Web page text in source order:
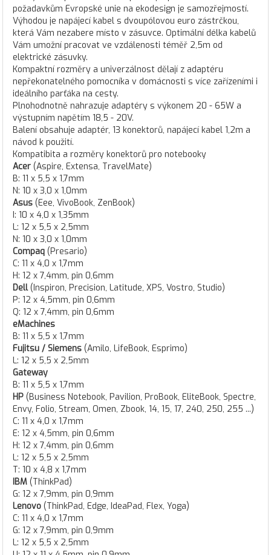
požadavkům Evropské unie na ekodesign je samozřejmostí.
Výhodou je napájecí kabel s dvoupólovou euro zástrčkou,
která Vám nezabere místo v zásuvce. Optimální délka kabelů
Vám umožní pracovat ve vzdálenosti téměř 2,5m od
elektrické zásuvky.
Kompaktní rozměry a univerzálnost dělají z adaptéru
nepřekonatelného pomocníka v domácnosti s více zařízeními i
ideálního parťáka na cesty.
Plnohodnotně nahrazuje adaptéry s výkonem 20 - 65W a
výstupním napětím 18,5 - 20V.
Balení obsahuje adaptér, 13 konektorů, napájecí kabel 1,2m a
návod k použití.
Kompatibita a rozměry konektorů pro notebooky
Acer (Aspire, Extensa, TravelMate)
B: 11 x 5,5 x 1,7mm
N: 10 x 3,0 x 1,0mm
Asus (Eee, VivoBook, ZenBook)
I: 10 x 4,0 x 1,35mm
L: 12 x 5,5 x 2,5mm
N: 10 x 3,0 x 1,0mm
Compaq (Presario)
C: 11 x 4,0 x 1,7mm
H: 12 x 7,4mm, pin 0,6mm
Dell(Inspiron, Precision, Latitude, XPS, Vostro, Studio)
P: 12 x 4,5mm, pin 0,6mm
Q: 12 x 7,4mm, pin 0,6mm
eMachines
B: 11 x 5,5 x 1,7mm
Fujitsu / Siemens (Amilo, LifeBook, Esprimo)
L: 12 x 5,5 x 2,5mm
Gateway
B: 11 x 5,5 x 1,7mm
HP (Business Notebook, Pavilion, ProBook, EliteBook, Spectre,
Envy, Folio, Stream, Omen, Zbook, 14, 15, 17, 240, 250, 255 ...)
C: 11 x 4,0 x 1,7mm
E: 12 x 4,5mm, pin 0,6mm
H: 12 x 7,4mm, pin 0,6mm
L: 12 x 5,5 x 2,5mm
T: 10 x 4,8 x 1,7mm
IBM (ThinkPad)
G: 12 x 7,9mm, pin 0,9mm
Lenovo (ThinkPad, Edge, IdeaPad, Flex, Yoga)
C: 11 x 4,0 x 1,7mm
G: 12 x 7,9mm, pin 0,9mm
L: 12 x 5,5 x 2,5mm